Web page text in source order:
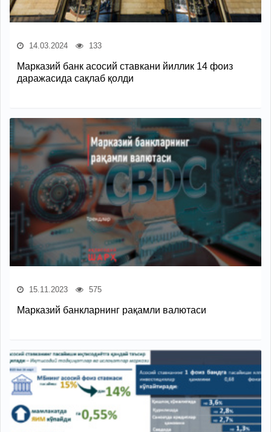
14.03.2024 133
Марказий банк асосий ставкани йиллик 14 фоиз
даражасида сақлаб қолди
15.11.2023 575
Марказий банкларнинг рақамли валютаси